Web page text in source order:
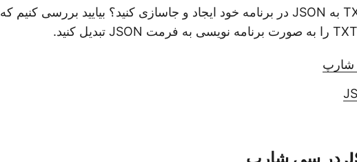
آیا می خواهید یک مبدل TXT به JSON در برنامه خود ایجاد و جاسازی کنید؟ بیایید بررسی کنیم که